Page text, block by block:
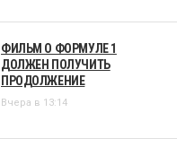
ФИЛЬМ О ФОРМУЛЕ 1
ДОЛЖЕН ПОЛУЧИТЬ
ПРОДОЛЖЕНИЕ
Вчера в 13:14